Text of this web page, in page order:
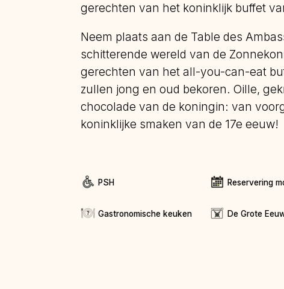
gerechten van het koninklijk buffet
Neem plaats aan de Table des
schitterende wereld van de
gerechten van het all-you-can-eat
zullen jong en oud bekoren. Oille,
chocolade van de koningin: van
koninklijke smaken van de 17e eeuw!
PSH Reservering
Gastronomische keuken De Grote